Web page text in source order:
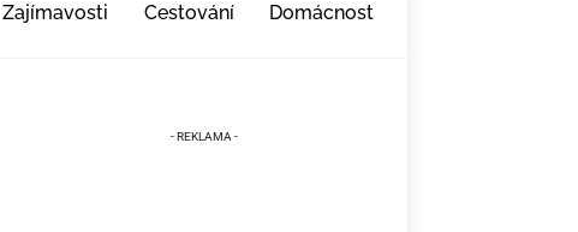
Zajímavosti Cestování Domácnost